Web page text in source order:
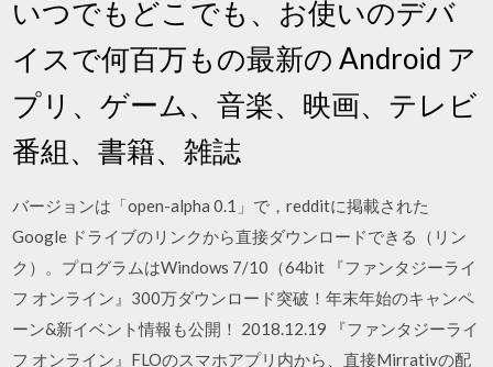
いつでもどこでも、お使いのデバ
イスで何百万もの最新の Android ア
プリ、ゲーム、音楽、映画、テレビ
番組、書籍、雑誌
バージョンは「open-alpha 0.1」で，redditに掲載された
Google ドライブのリンクから直接ダウンロードできる（リン
ク）。プログラムはWindows 7/10（64bit 『ファンタジーライ
フ オンライン』300万ダウンロード突破！年末年始のキャンペ
ーン&新イベント情報も公開！ 2018.12.19 『ファンタジーライ
フ オンライン』FLOのスマホアプリ内から、直接Mirrativの配